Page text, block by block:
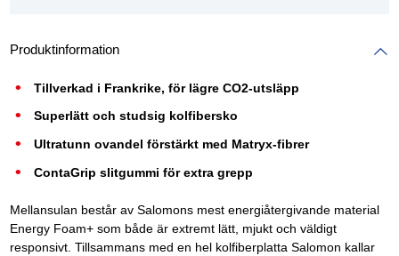
Produktinformation
Tillverkad i Frankrike, för lägre CO2-utsläpp
Superlätt och studsig kolfibersko
Ultratunn ovandel förstärkt med Matryx-fibrer
ContaGrip slitgummi för extra grepp
Mellansulan består av Salomons mest energiåtergivande material
Energy Foam+ som både är extremt lätt, mjukt och väldigt
responsivt. Tillsammans med en hel kolfiberplatta Salomon kallar